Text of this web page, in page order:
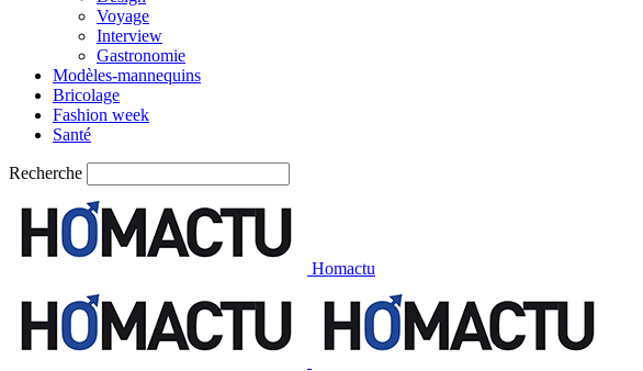
Voyage
Interview
Gastronomie
Modèles-mannequins
Bricolage
Fashion week
Santé
Recherche
Homactu